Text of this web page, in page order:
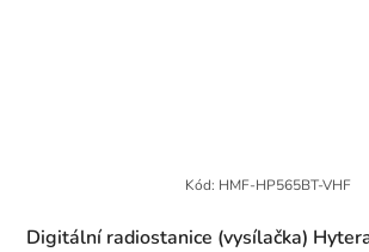
Digitální radiostanice (vysílačka)
Kód: HMF-HP565BT-VHF